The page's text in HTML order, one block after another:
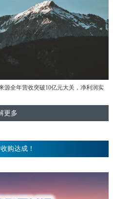
全年营收突破10亿元大关，净利润实
更多
购达成！